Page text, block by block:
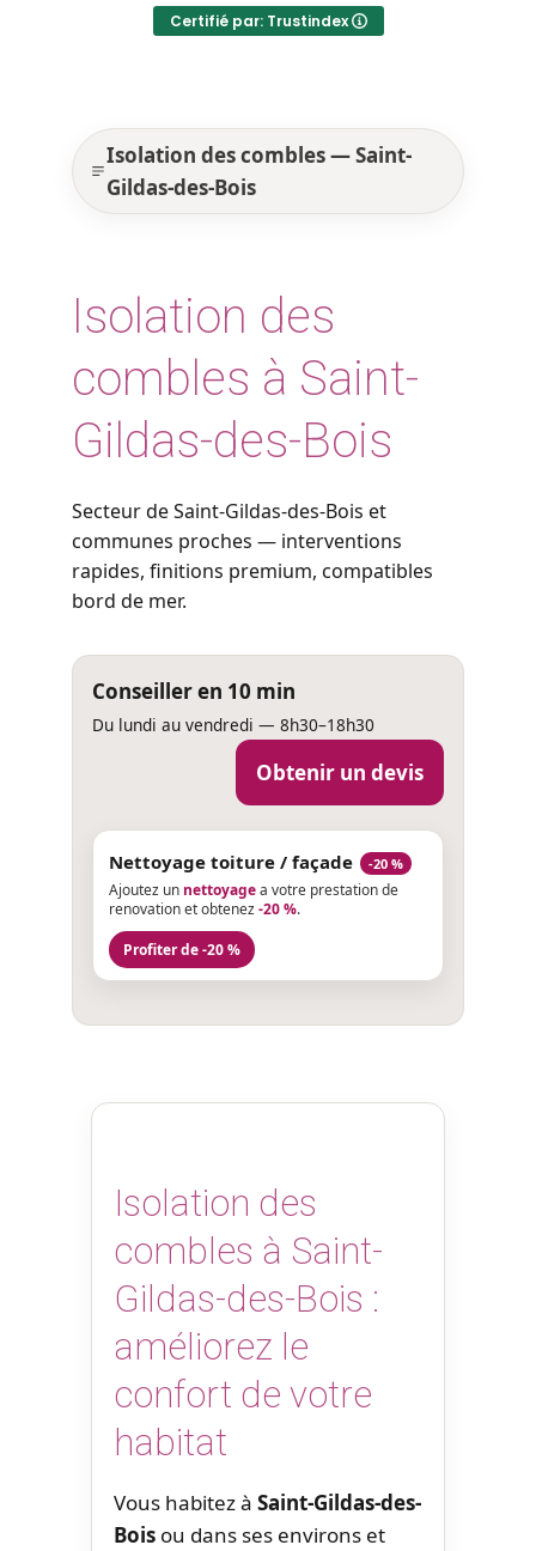
Certifié par: Trustindex
Isolation des combles — Saint-
Gildas-des-Bois
Isolation des
combles à Saint-
Gildas-des-Bois
Secteur de Saint-Gildas-des-Bois et
communes proches — interventions
rapides, finitions premium, compatibles
bord de mer.
Conseiller en 10 min
Du lundi au vendredi — 8h30–18h30
Obtenir un devis
Nettoyage toiture / façade -20 %
Ajoutez un nettoyagea votre prestation de
renovation et obtenez-20 %.
Profiter de -20 %
Isolation des
combles à Saint-
Gildas-des-Bois :
améliorez le
confort de votre
habitat
Vous habitez à Saint-Gildas-des-
Bois ou dans ses environs et